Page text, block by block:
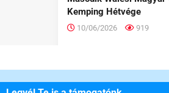
Kemping Hétvége
10/06/2026 919